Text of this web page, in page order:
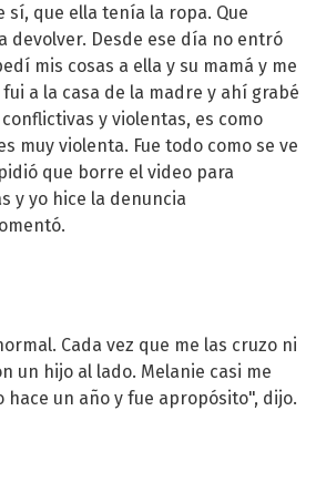
sí, que ella tenía la ropa. Que
devolver. Desde ese día no entró
mis cosas a ella y su mamá y me
a la casa de la madre y ahí grabé
y violentas, es como
muy violenta. Fue todo como se ve
que borre el video para
y yo hice la denuncia
Cada vez que me las cruzo ni
un hijo al lado. Melanie casi me
hace un año y fue apropósito", dijo.